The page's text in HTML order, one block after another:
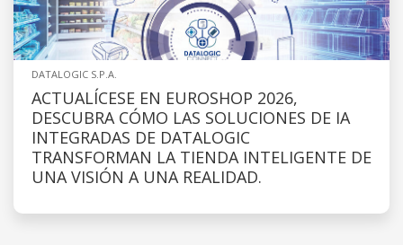
DATALOGIC S.P.A.
ACTUALÍCESE EN EUROSHOP 2026,
DESCUBRA CÓMO LAS SOLUCIONES DE IA
INTEGRADAS DE DATALOGIC
TRANSFORMAN LA TIENDA INTELIGENTE DE
UNA VISIÓN A UNA REALIDAD.